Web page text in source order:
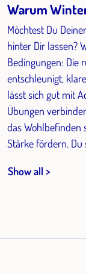
Warum
Möchtest Du
hinter Dir lassen?
Bedingungen: Die
entschleunigt,
lässt sich gut mit
Übungen
das Wohlbefinden
Stärke fördern. Du
Show all >